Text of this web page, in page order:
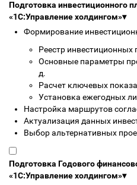
Подготовка инвестиционного
«1С:Управление холдингом»▾
Формирование
Реестр инвестиционных
Основные параметры
д.
Расчет ключевых
Установка ежегодных
Настройка маршрутов
Актуализация данных
Выбор альтернативных
Подготовка Годового
«1С:Управление холдингом»▾